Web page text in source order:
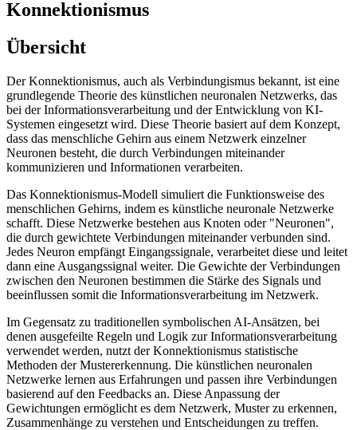
Konnektionismus
Übersicht
Der Konnektionismus, auch als Verbindungismus bekannt, ist eine
grundlegende Theorie des künstlichen neuronalen Netzwerks, das
bei der Informationsverarbeitung und der Entwicklung von KI-
Systemen eingesetzt wird. Diese Theorie basiert auf dem Konzept,
dass das menschliche Gehirn aus einem Netzwerk einzelner
Neuronen besteht, die durch Verbindungen miteinander
kommunizieren und Informationen verarbeiten.
Das Konnektionismus-Modell simuliert die Funktionsweise des
menschlichen Gehirns, indem es künstliche neuronale Netzwerke
schafft. Diese Netzwerke bestehen aus Knoten oder "Neuronen",
die durch gewichtete Verbindungen miteinander verbunden sind.
Jedes Neuron empfängt Eingangssignale, verarbeitet diese und leitet
dann eine Ausgangssignal weiter. Die Gewichte der Verbindungen
zwischen den Neuronen bestimmen die Stärke des Signals und
beeinflussen somit die Informationsverarbeitung im Netzwerk.
Im Gegensatz zu traditionellen symbolischen AI-Ansätzen, bei
denen ausgefeilte Regeln und Logik zur Informationsverarbeitung
verwendet werden, nutzt der Konnektionismus statistische
Methoden der Mustererkennung. Die künstlichen neuronalen
Netzwerke lernen aus Erfahrungen und passen ihre Verbindungen
basierend auf den Feedbacks an. Diese Anpassung der
Gewichtungen ermöglicht es dem Netzwerk, Muster zu erkennen,
Zusammenhänge zu verstehen und Entscheidungen zu treffen.